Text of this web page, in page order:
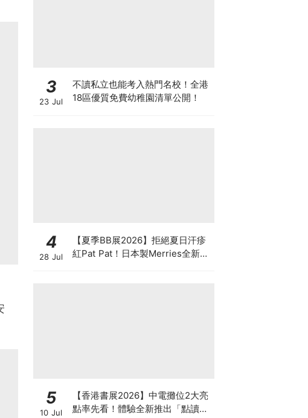
3
23 Jul
不讀私立也能考入熱門名校！全港
18區優質免費幼稚園清單公開！
4
28 Jul
【夏季BB展2026】拒絕夏日汗疹
紅Pat Pat！日本製Merries全新超
5
10 Jul
【香港書展2026】中電攤位2大亮
點率先看！體驗全新推出「點讀故